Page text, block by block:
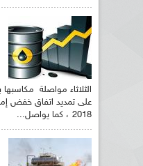
الثلاثاء مواصلة
على تمديد اتفاق خفض
2018 ، كما يواصل...